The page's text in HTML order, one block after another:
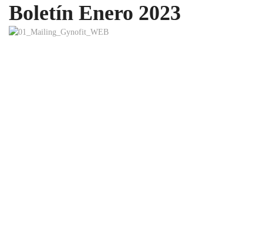
Boletín Enero 2023